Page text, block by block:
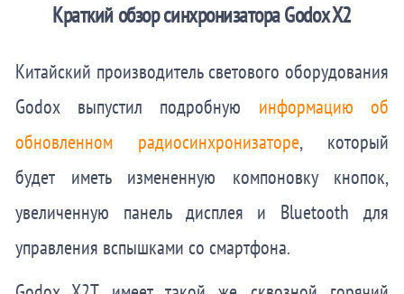
Краткий обзор синхронизатора Godox X2
Китайский производитель светового оборудования
Godox выпустил подробную информацию об
обновленном радиосинхронизаторе, который
будет иметь измененную компоновку кнопок,
увеличенную панель дисплея и Bluetooth для
управления вспышками со смартфона.